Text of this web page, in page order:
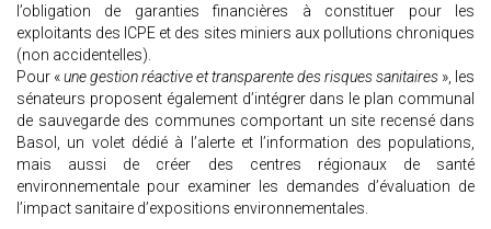
l’obligation de garanties financières à constituer pour les
exploitants des ICPE et des sites miniers aux pollutions chroniques
(non accidentelles).
Pour «une gestion réactive et transparente des risques sanitaires », les
sénateurs proposent également d’intégrer dans le plan communal
de sauvegarde des communes comportant un site recensé dans
Basol, un volet dédié à l’alerte et l’information des populations,
mais aussi de créer des centres régionaux de santé
environnementale pour examiner les demandes d’évaluation de
l’impact sanitaire d’expositions environnementales.